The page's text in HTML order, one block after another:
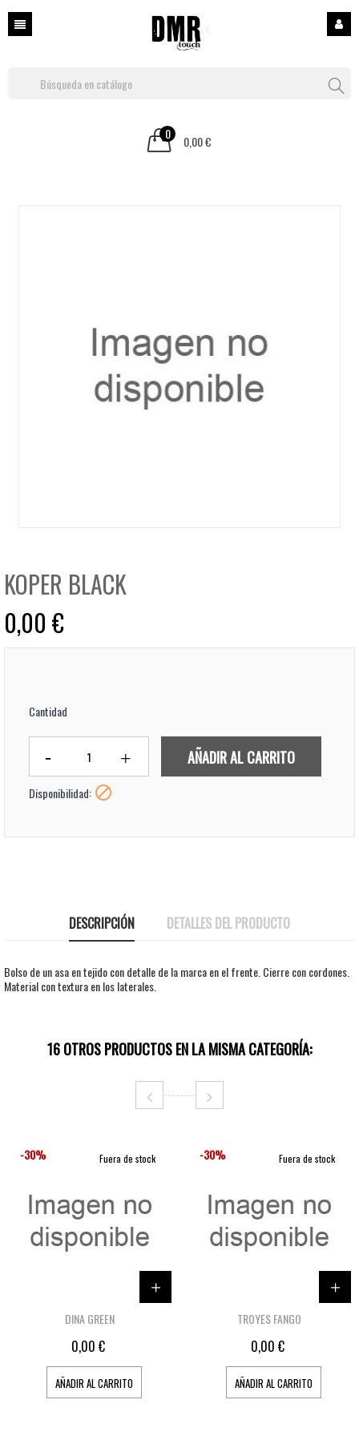
0 0,00 €
KOPER BLACK
0,00 €
Cantidad
AÑADIR AL CARRITO
Disponibilidad: 
DESCRIPCIÓN DETALLES DEL PRODUCTO
Bolso de un asa en tejido con detalle de la marca en el frente. Cierre con cordones.
Material con textura en los laterales.
16 OTROS PRODUCTOS EN LA MISMA CATEGORÍA:
Fuera de stock
-30%
DINA GREEN
0,00 €
AÑADIR AL CARRITO
Fuera de stock
-30%
TROYES FANGO
0,00 €
AÑADIR AL CARRITO